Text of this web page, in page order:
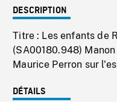
DESCRIPTION
Titre : Les enfants de
(SA00180.948)
Maurice Perron sur
DÉTAILS